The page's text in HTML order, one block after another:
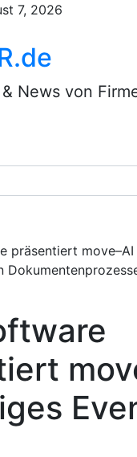
7, 2026
News von
präsentiert